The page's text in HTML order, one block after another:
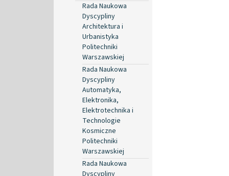
Rada Naukowa
Dyscypliny
Architektura i
Urbanistyka
Politechniki
Warszawskiej
Rada Naukowa
Dyscypliny
Automatyka,
Elektronika,
Elektrotechnika i
Technologie
Kosmiczne
Politechniki
Warszawskiej
Rada Naukowa
Dyscypliny